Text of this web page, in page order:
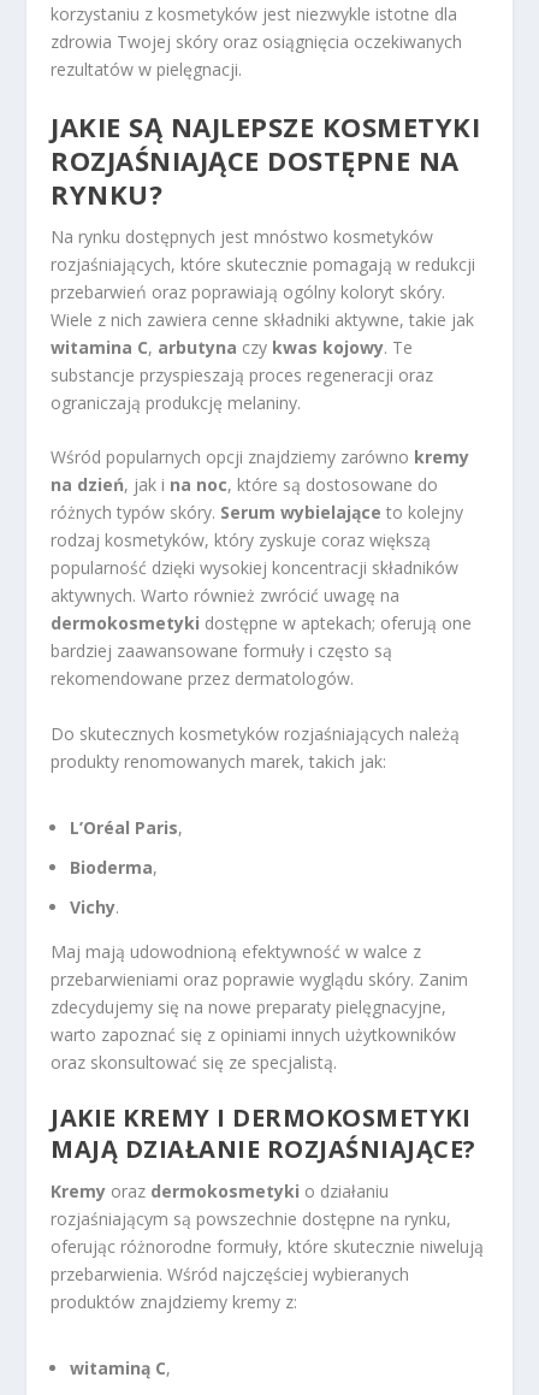
korzystaniu z kosmetyków jest niezwykle istotne dla
zdrowia Twojej skóry oraz osiągnięcia oczekiwanych
rezultatów w pielęgnacji.
JAKIE SĄ NAJLEPSZE KOSMETYKI
ROZJAŚNIAJĄCE DOSTĘPNE NA
RYNKU?
Na rynku dostępnych jest mnóstwo kosmetyków
rozjaśniających, które skutecznie pomagają w redukcji
przebarwień oraz poprawiają ogólny koloryt skóry.
Wiele z nich zawiera cenne składniki aktywne, takie jak
witamina C, arbutyna czy kwas kojowy. Te
substancje przyspieszają proces regeneracji oraz
ograniczają produkcję melaniny.
Wśród popularnych opcji znajdziemy zarówno kremy
na dzień, jak i na noc, które są dostosowane do
różnych typów skóry. Serum wybielające to kolejny
rodzaj kosmetyków, który zyskuje coraz większą
popularność dzięki wysokiej koncentracji składników
aktywnych. Warto również zwrócić uwagę na
dermokosmetyki dostępne w aptekach; oferują one
bardziej zaawansowane formuły i często są
rekomendowane przez dermatologów.
Do skutecznych kosmetyków rozjaśniających należą
produkty renomowanych marek, takich jak:
L’Oréal Paris,
Bioderma,
Vichy.
Maj mają udowodnioną efektywność w walce z
przebarwieniami oraz poprawie wyglądu skóry. Zanim
zdecydujemy się na nowe preparaty pielęgnacyjne,
warto zapoznać się z opiniami innych użytkowników
oraz skonsultować się ze specjalistą.
JAKIE KREMY I DERMOKOSMETYKI
MAJĄ DZIAŁANIE ROZJAŚNIAJĄCE?
Kremy oraz dermokosmetyki o działaniu
rozjaśniającym są powszechnie dostępne na rynku,
oferując różnorodne formuły, które skutecznie niwelują
przebarwienia. Wśród najczęściej wybieranych
produktów znajdziemy kremy z:
witaminą C,